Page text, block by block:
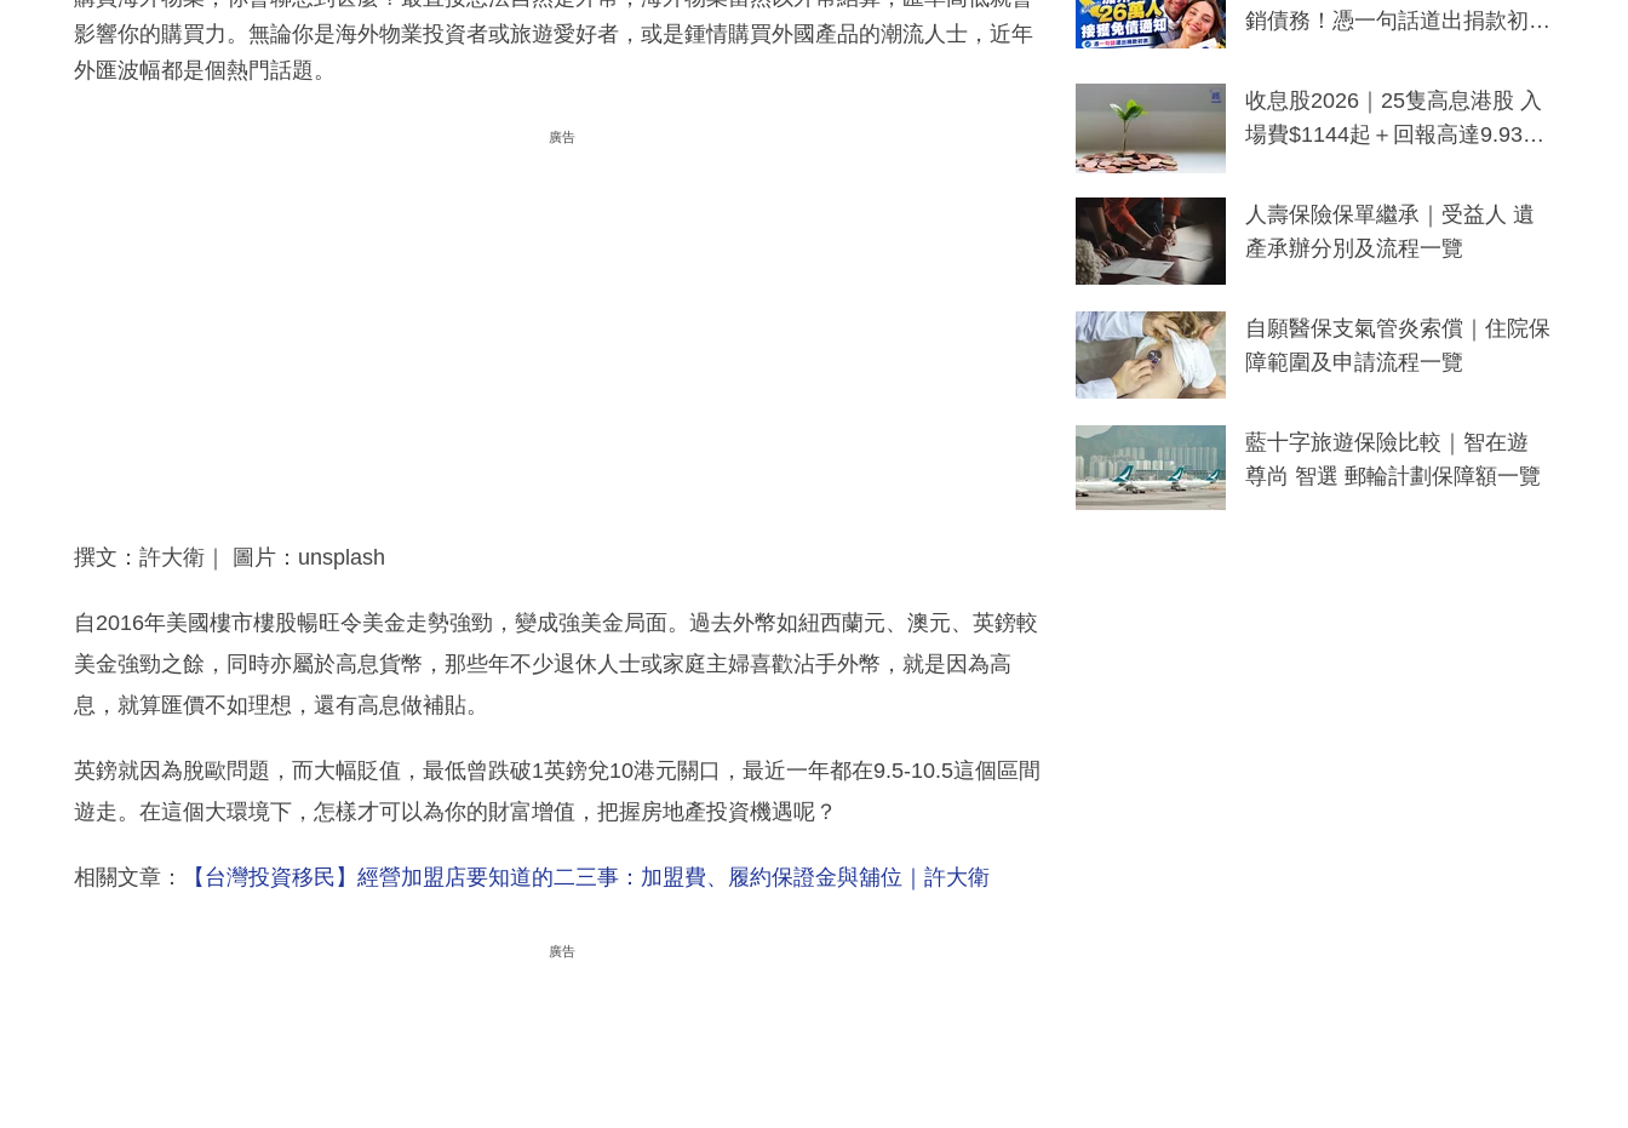
影響你的購買力。無論你是海外物業投資者或旅遊愛好者，或是鍾情購買外國產品的潮流人士，近年
外匯波幅都是個熱門話題。
廣告
撰文：許大衛｜ 圖片：unsplash
自2016年美國樓市樓股暢旺令美金走勢強勁，變成強美金局面。過去外幣如紐西蘭元、澳元、英鎊較
美金強勁之餘，同時亦屬於高息貨幣，那些年不少退休人士或家庭主婦喜歡沾手外幣，就是因為高
息，就算匯價不如理想，還有高息做補貼。
英鎊就因為脫歐問題，而大幅貶值，最低曾跌破1英鎊兌10港元關口，最近一年都在9.5-10.5這個區間
遊走。在這個大環境下，怎樣才可以為你的財富增值，把握房地產投資機遇呢？
相關文章： 【台灣投資移民】經營加盟店要知道的二三事：加盟費、履約保證金與舖位｜許大衛
廣告
銷債務！憑一句話道出捐款初
一度被誤當詐騙手段
收息股2026｜25隻高息港股 入
場費$1144起＋回報高達9.93
人壽保險保單繼承｜受益人 遺
產承辦分別及流程一覽
自願醫保支氣管炎索償｜住院保
障範圍及申請流程一覽
藍十字旅遊保險比較｜智在遊
尊尚 智選 郵輪計劃保障額一覽